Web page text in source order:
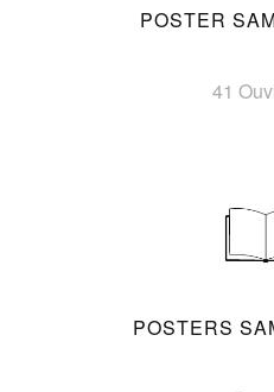
POSTER
41
POSTERS